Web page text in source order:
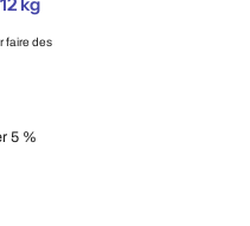
faire des
5 %
– Adultes toutes races 12 kg